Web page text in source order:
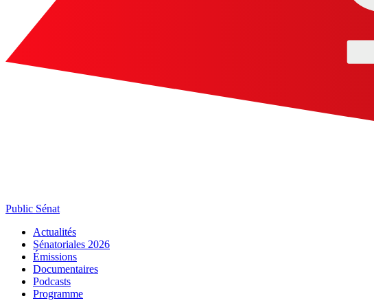
Public Sénat
Actualités
Sénatoriales 2026
Émissions
Documentaires
Podcasts
Programme